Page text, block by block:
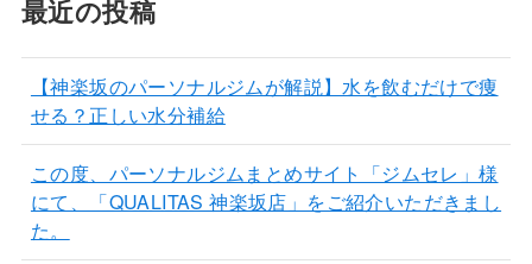
最近の投稿
【神楽坂のパーソナルジムが解説】水を飲むだけで痩
せる？正しい水分補給
この度、パーソナルジムまとめサイト「ジムセレ」様
にて、「QUALITAS 神楽坂店」をご紹介いただきまし
た。